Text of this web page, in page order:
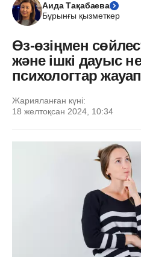
Аида Тақабаева
Бұрынғы қызметкер
Өз-өзіңмен
және ішкі дауыс
психологтар
Жарияланған күні:
18 желтоқсан 2024, 10:34